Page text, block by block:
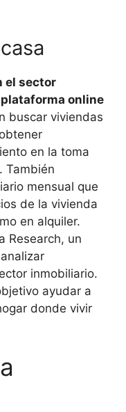
el sector
online
buscar viviendas
en la toma
También
mensual que
de la vivienda
en alquiler.
Research, un
inmobiliario.
ayudar a
donde vivir